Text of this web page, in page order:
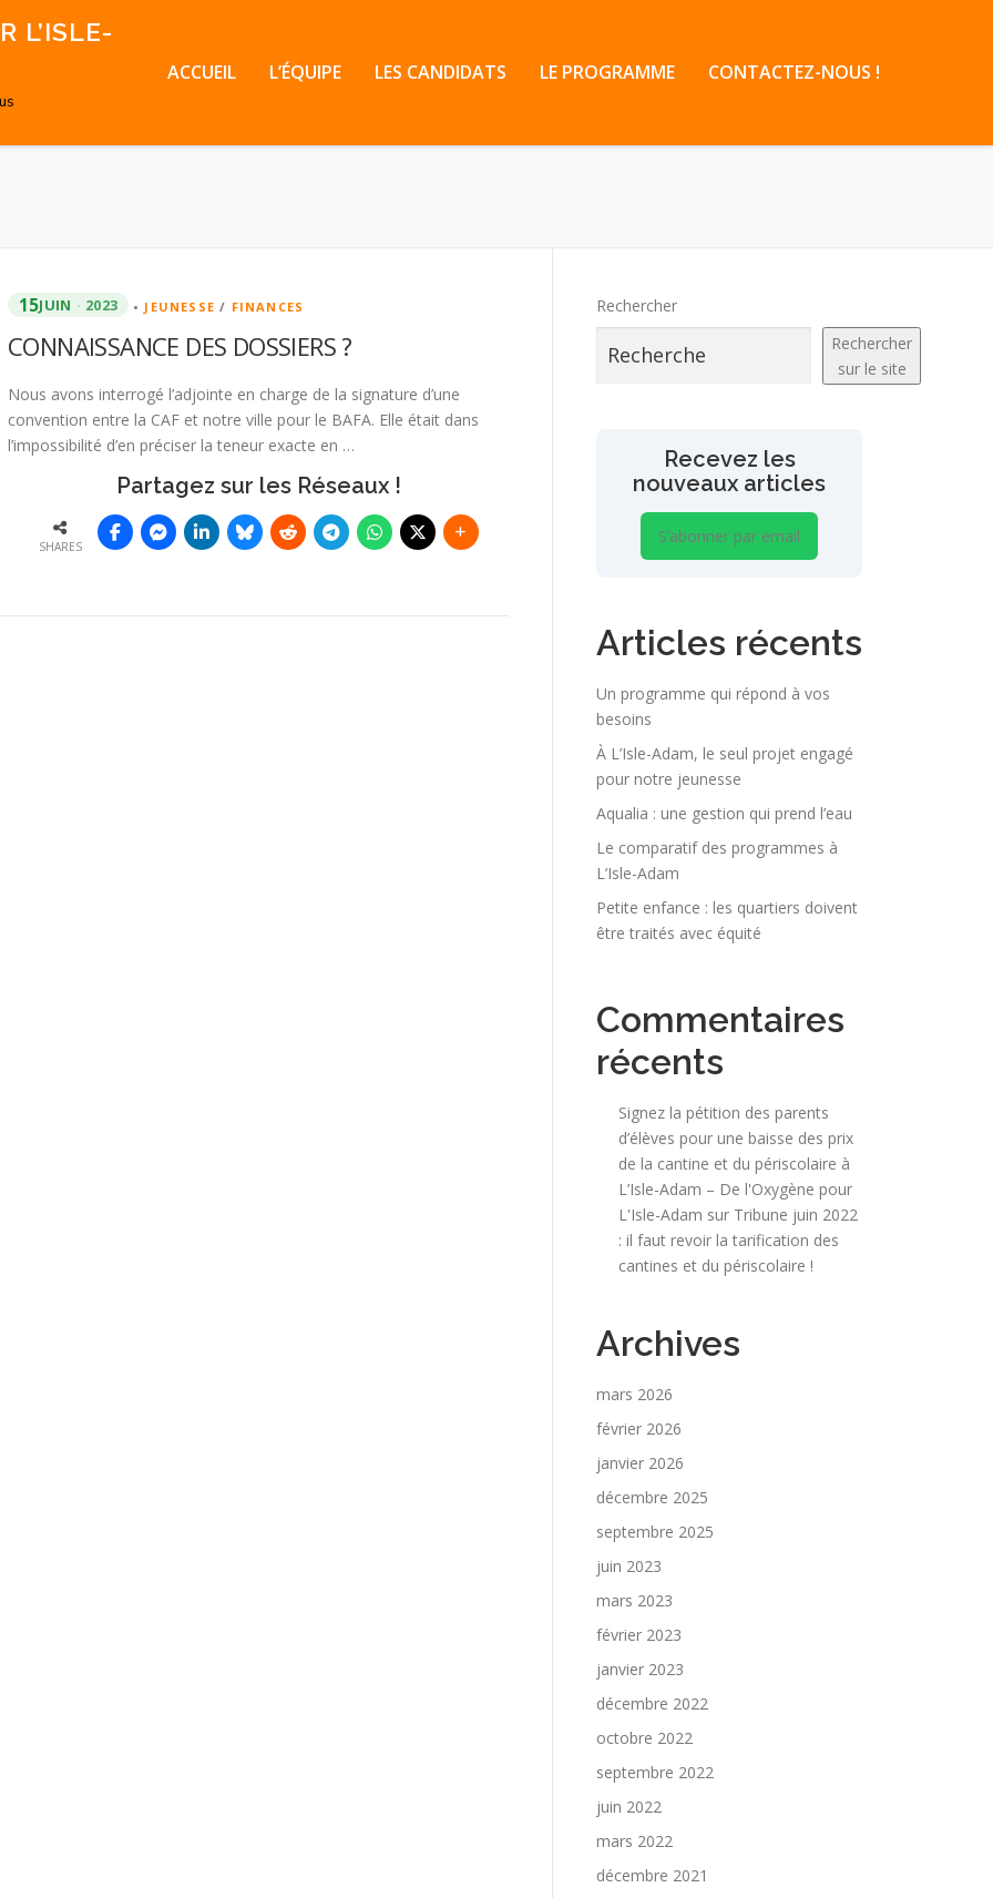
L’ISLE-
ACCUEIL L’ÉQUIPE LES CANDIDATS LE PROGRAMME CONTACTEZ-NOUS !
15JUIN 2023 • JEUNESSE / FINANCES
CONNAISSANCE DES DOSSIERS ?
Nous avons interrogé l’adjointe en charge de la signature d’une
convention entre la CAF et notre ville pour le BAFA. Elle était dans
l’impossibilité d’en préciser la teneur exacte en …
Partagez sur les Réseaux !
SHARES
Rechercher
Rechercher
sur le site
Recevez les
nouveaux articles
S’abonner par email
Articles récents
Un programme qui répond à vos
besoins
À L’Isle-Adam, le seul projet engagé
pour notre jeunesse
Aqualia : une gestion qui prend l’eau
Le comparatif des programmes à
L’Isle-Adam
Petite enfance : les quartiers doivent
être traités avec équité
Commentaires
récents
Signez la pétition des parents
d’élèves pour une baisse des prix
de la cantine et du périscolaire à
L’Isle-Adam – De l'Oxygène pour
L'Isle-Adam sur Tribune juin 2022
: il faut revoir la tarification des
cantines et du périscolaire !
Archives
mars 2026
février 2026
janvier 2026
décembre 2025
septembre 2025
juin 2023
mars 2023
février 2023
janvier 2023
décembre 2022
octobre 2022
septembre 2022
juin 2022
mars 2022
décembre 2021